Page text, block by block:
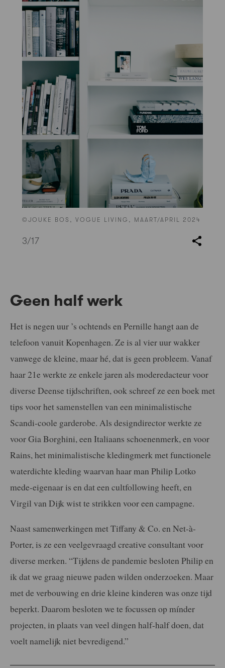
©JOUKE BOS, VOGUE LIVING, MAART/APRIL 2024
3/17
Geen half werk
Het is negen uur ’s ochtends en Pernille hangt aan de
telefoon vanuit Kopenhagen. Ze is al vier uur wakker
vanwege de kleine, maar hé, dat is geen probleem. Vanaf
haar 21e werkte ze enkele jaren als moderedacteur voor
diverse Deense tijdschriften, ook schreef ze een boek met
tips voor het samenstellen van een minimalistische
Scandi-coole garderobe. Als designdirector werkte ze
voor Gia Borghini, een Italiaans schoenenmerk, en voor
Rains, het minimalistische kledingmerk met functionele
waterdichte kleding waarvan haar man Philip Lotko
mede-eigenaar is en dat een cultfollowing heeft, en
Virgil van Dijk wist te strikken voor een campagne.
Naast samenwerkingen met Tiffany & Co. en Net-à-
Porter, is ze een veelgevraagd creative consultant voor
diverse merken. “Tijdens de pandemie besloten Philip en
ik dat we graag nieuwe paden wilden onderzoeken. Maar
met de verbouwing en drie kleine kinderen was onze tijd
beperkt. Daarom besloten we te focussen op mínder
projecten, in plaats van veel dingen half-halfdoen, dat
voelt namelijk niet bevredigend.”